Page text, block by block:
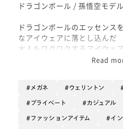
ドラゴンボール / 孫悟空モデル
ドラゴンボールのエッセンス
なアイウェアに落とし込んだ
大人もワクワクするアイウェア
Read
メガネ ウェリントン
プライベート カジュアル
ファッションアイテム イ